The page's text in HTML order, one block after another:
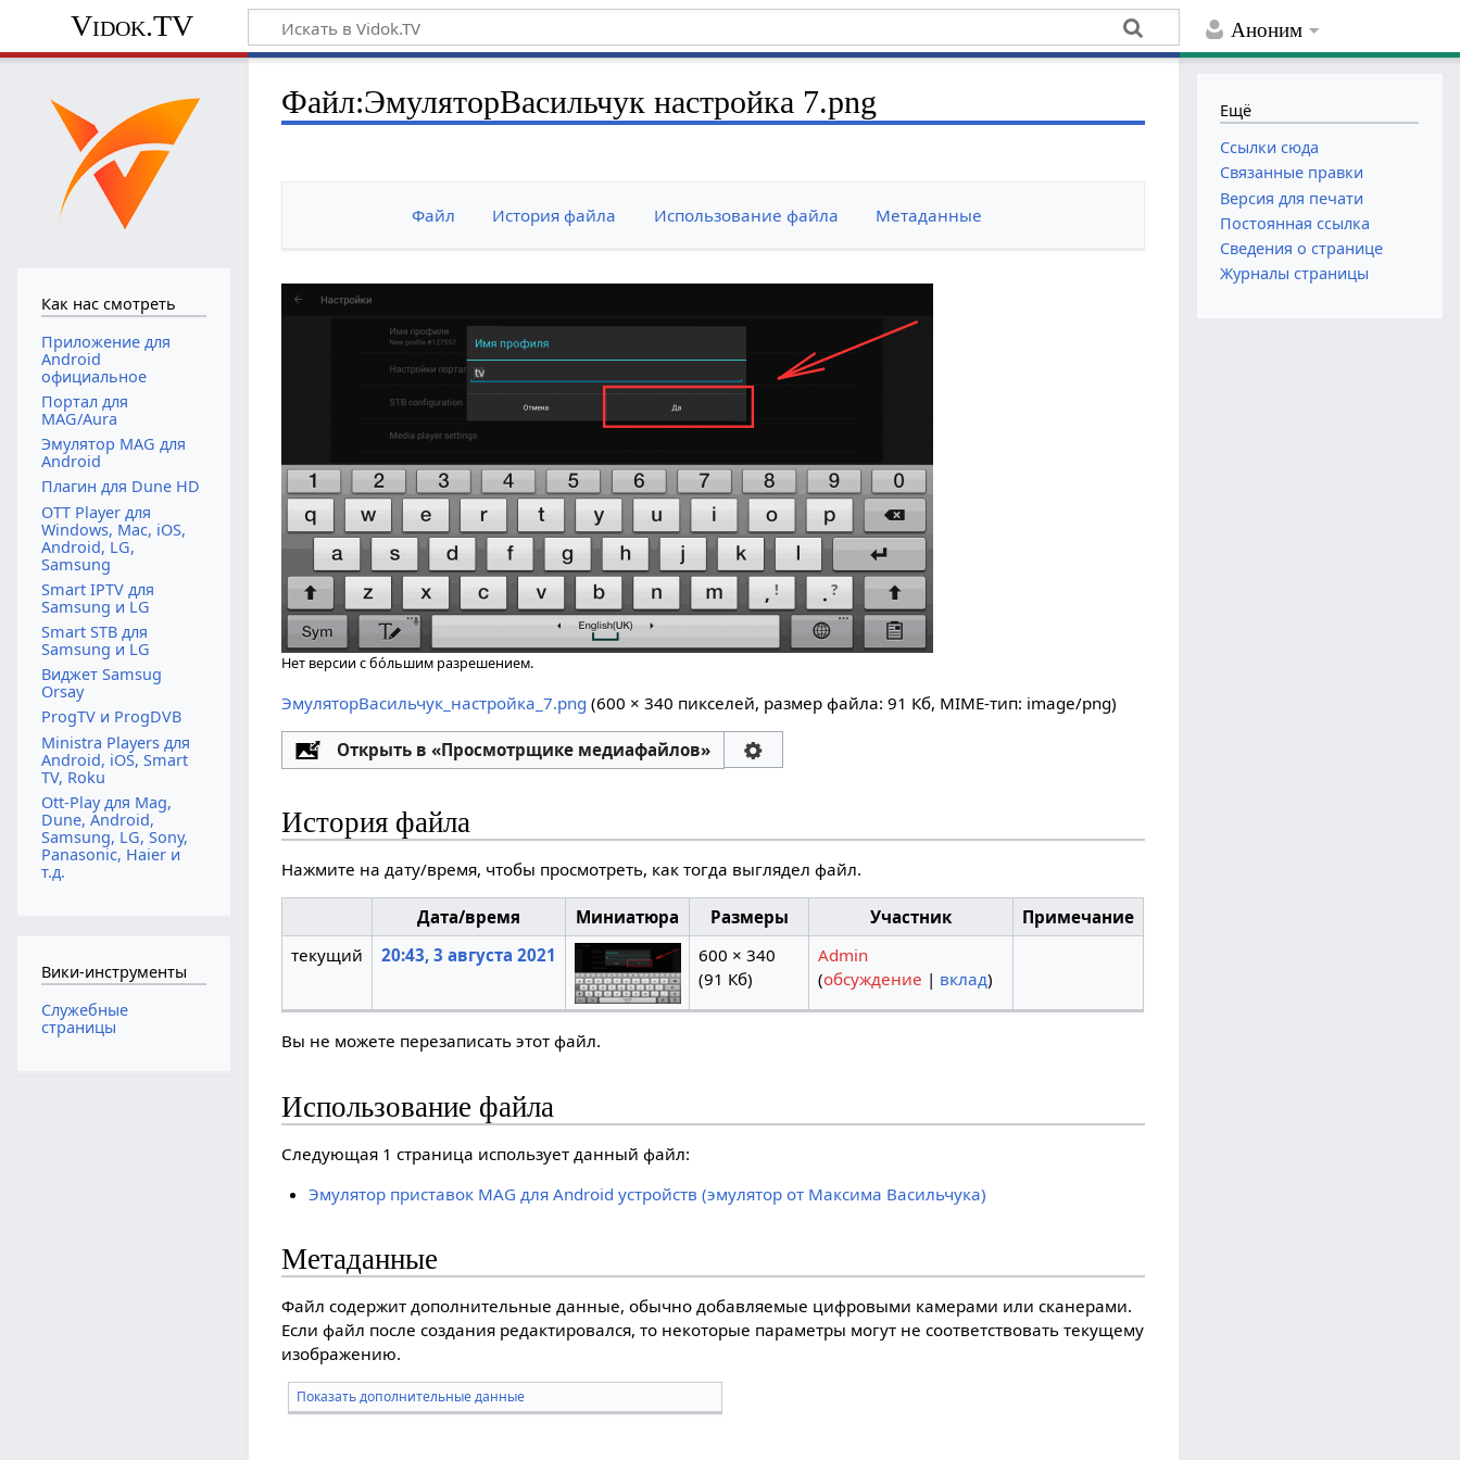
Аноним
Vidok.TV
Файл:ЭмуляторВасильчук настройка 7.png
Файл История файла Использование файла Метаданные
Нет версии с бо́льшим разрешением.
ЭмуляторВасильчук_настройка_7.png ‎(600 × 340 пикселей, размер файла: 91 Кб, MIME-тип: image/png)
Открыть в «Просмотрщике медиафайлов»
Настройка
История файла
Нажмите на дату/время, чтобы просмотреть, как тогда выглядел файл.
Дата/время Миниатюра Размеры Участник
Примечание
текущий
20:43, 3 августа 2021
600 × 340
(91 Кб)
Admin
(обсуждение | вклад)
Вы не можете перезаписать этот файл.
Использование файла
Следующая 1 страница использует данный файл:
Эмулятор приставок MAG для Android устройств (эмулятор от Максима Васильчука)
Метаданные
Файл содержит дополнительные данные, обычно добавляемые цифровыми камерами или сканерами.
Если файл после создания редактировался, то некоторые параметры могут не соответствовать текущему
изображению.
Показать дополнительные данные
Как нас смотреть
Приложение для
Android
официальное
Портал для
MAG/Aura
Эмулятор MAG для
Android
Плагин для Dune HD
OTT Player для
Windows, Mac, iOS,
Android, LG,
Samsung
Smart IPTV для
Samsung и LG
Smart STB для
Samsung и LG
Виджет Samsug
Orsay
ProgTV и ProgDVB
Ministra Players для
Android, iOS, Smart
TV, Roku
Ott-Play для Mag,
Dune, Android,
Samsung, LG, Sony,
Panasonic, Haier и
т.д.
Вики-инструменты
Служебные
страницы
Ещё
Ссылки сюда
Связанные правки
Версия для печати
Постоянная ссылка
Сведения о странице
Журналы страницы